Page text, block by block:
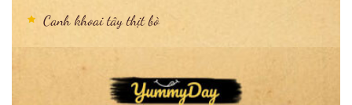
Canh khoai tây thịt bò